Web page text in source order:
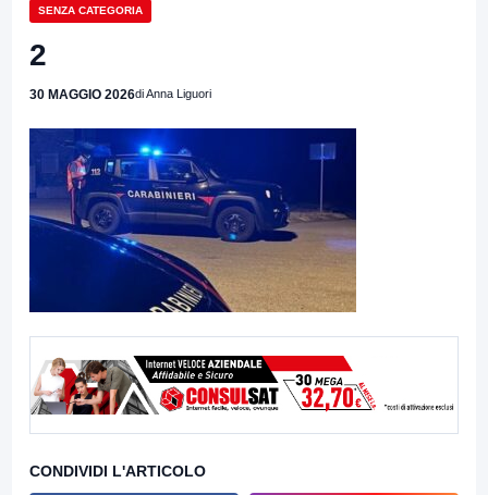
SENZA CATEGORIA
2
30 MAGGIO 2026di Anna Liguori
CONDIVIDI L'ARTICOLO